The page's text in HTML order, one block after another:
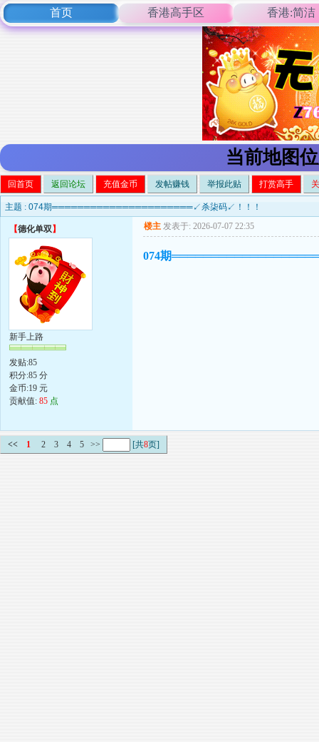
首页 香港高手区 香港:简洁
当前地图
回首页 返回论坛 充值金币 发帖赚钱 举报此贴 打赏高手
主题 : 074期══════════════════════↙杀柒码↙！！！
【德化单双】
新手上路
发贴:85
积分:85 分
金币:19 元
贡献值: 85 点
楼主 发表于: 2026-07-07 22:35
074期
<< 1 2 3 4 5 >> [共8页]